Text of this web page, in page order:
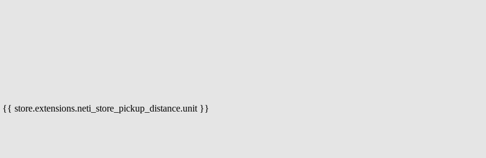
store.extensions.neti_store_pickup_distance.unit }}